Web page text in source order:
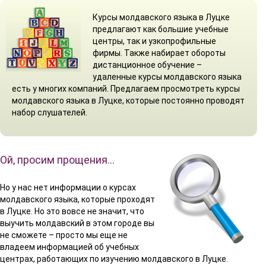
Курсы молдавского языка в Луцке
предлагают как большие учебные
центры, так и узкопрофильные
фирмы. Также набирает обороты
дистанционное обучение –
удаленные курсы молдавского языка
есть у многих компаний. Предлагаем просмотреть курсы
молдавского языка в Луцке, которые постоянно проводят
набор слушателей.
Ой, просим прощения…
Но у нас нет информации о курсах
молдавского языка, которые проходят
в Луцке. Но это вовсе не значит, что
выучить молдавский в этом городе вы
не сможете – просто мы еще не
владеем информацией об учебных
центрах, работающих по изучению молдавского в Луцке.